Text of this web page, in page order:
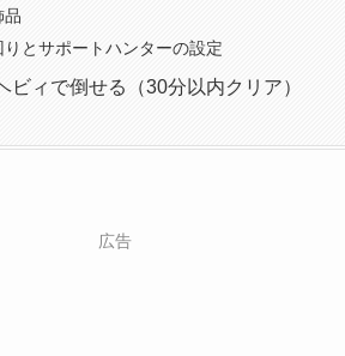
品
とサポートハンターの設定
ィで倒せる（30分以内クリア）
広告